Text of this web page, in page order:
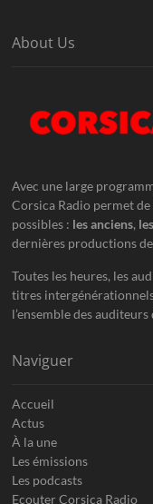
About Us
Avec une large
Corsica Radio permet
possibles : les anciens,
dernières productions
Toutes les heures, les
titres
l’ensemble des
Naviguer
Accueil
Actus
À la une
Les émissions
Les podcasts
Ecouter Corsica Radio